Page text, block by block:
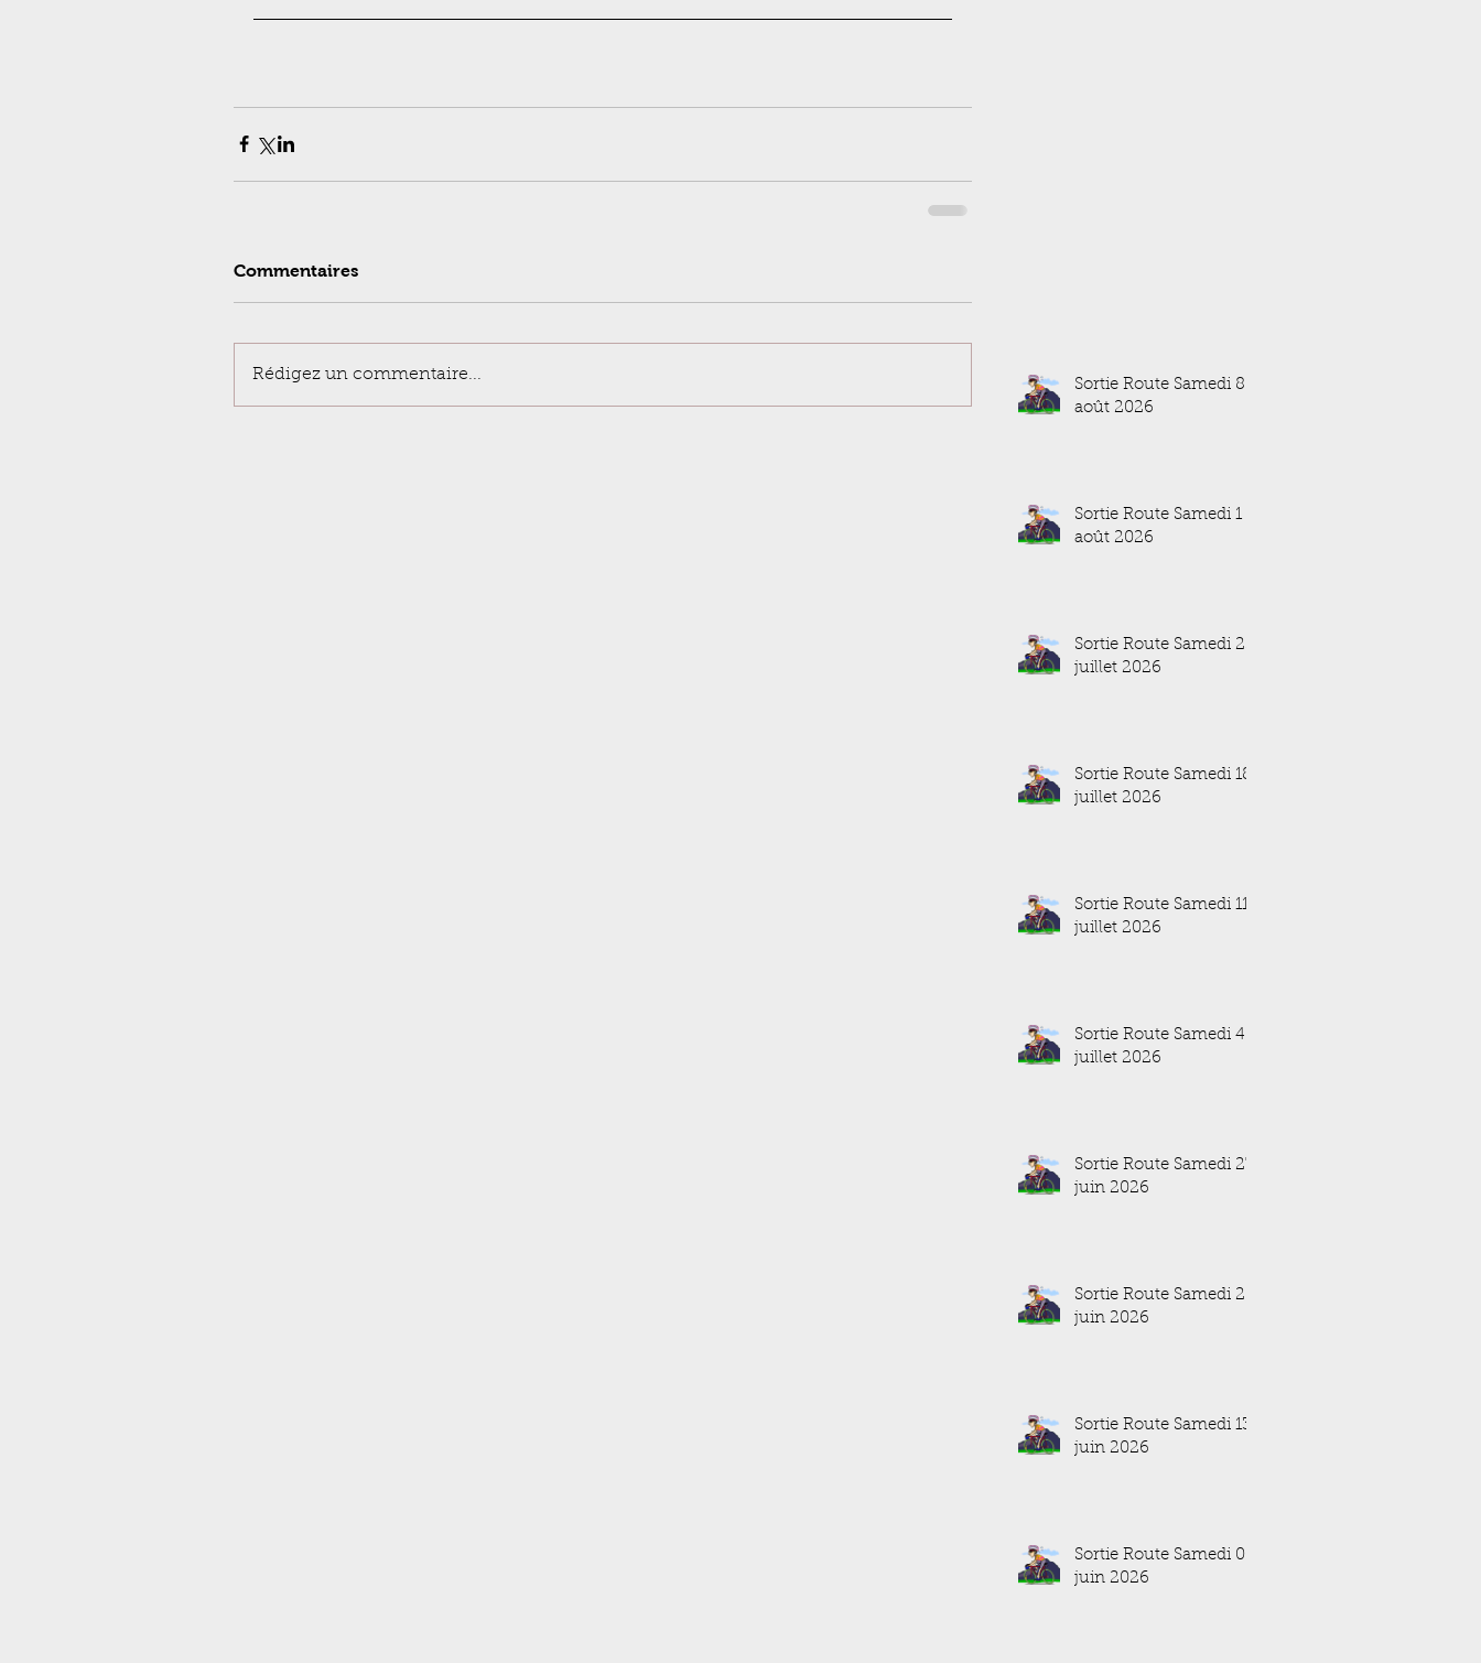
Commentaires
Rédigez un commentaire...
Sortie Route Samedi 8
août 2026
Sortie Route Samedi 1
août 2026
Sortie Route Samedi 25
juillet 2026
Sortie Route Samedi 18
juillet 2026
Sortie Route Samedi 11
juillet 2026
Sortie Route Samedi 4
juillet 2026
Sortie Route Samedi 27
juin 2026
Sortie Route Samedi 20
juin 2026
Sortie Route Samedi 13
juin 2026
Sortie Route Samedi 06
juin 2026